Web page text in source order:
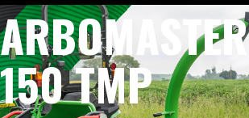
ARBOMASTER
150 TMP